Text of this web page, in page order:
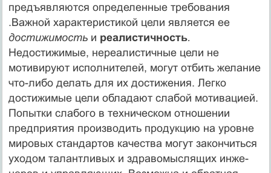
предъявляются определенные требования
.Важной характеристикой цели является ее
достижимость и реалистичность.
Недостижимые, нереалистичные цели не
мотивируют исполнителей, могут отбить желание
что-либо делать для их достижения. Легко
достижимые цели обладают слабой моти­вацией.
Попытки слабого в техническом отношении
предприятия производить продукцию на уровне
мировых стандартов качества могут закончиться
уходом талантливых и здравомыслящих инже­